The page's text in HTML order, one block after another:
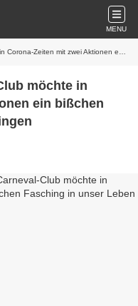
MENU
Aktionen ein bißchen Fasching in unser Leben bringen
möchte in
ein bißchen